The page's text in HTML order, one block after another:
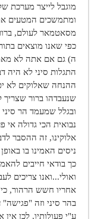
מוגבל לייצר מערכת
ומתמשכים המטעים
מסאטמאר לעולם,
כפי שאנו מוצאים
ה) גם אם אתה לא
התגלות סיני לא היה
ההנחה שאלוקים לא
שנעבדהו ברור שצריך
ובגלל שמעמד הר
נבואית הכי גדולה
אלוקינו, זה ההסבר
ניסים האמינו בו
כך בודאי חייבים
ואולי...ואנו צריכים
אחריו חשש הרהור, כי
בהר סיני וזה "פגישה"
ע"י פעולותיו, לכן